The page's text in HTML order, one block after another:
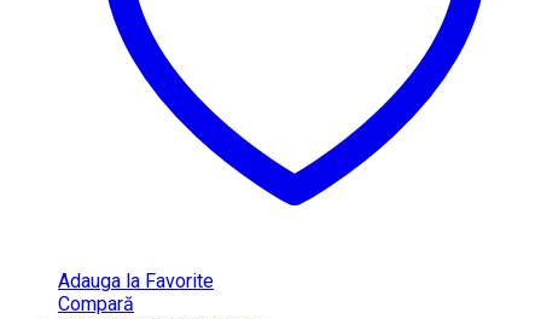
Adauga la Favorite
Compară